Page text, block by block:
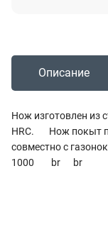
Описание
Нож изготовлен из
HRC. Нож покыт
совместно с
1000 br br